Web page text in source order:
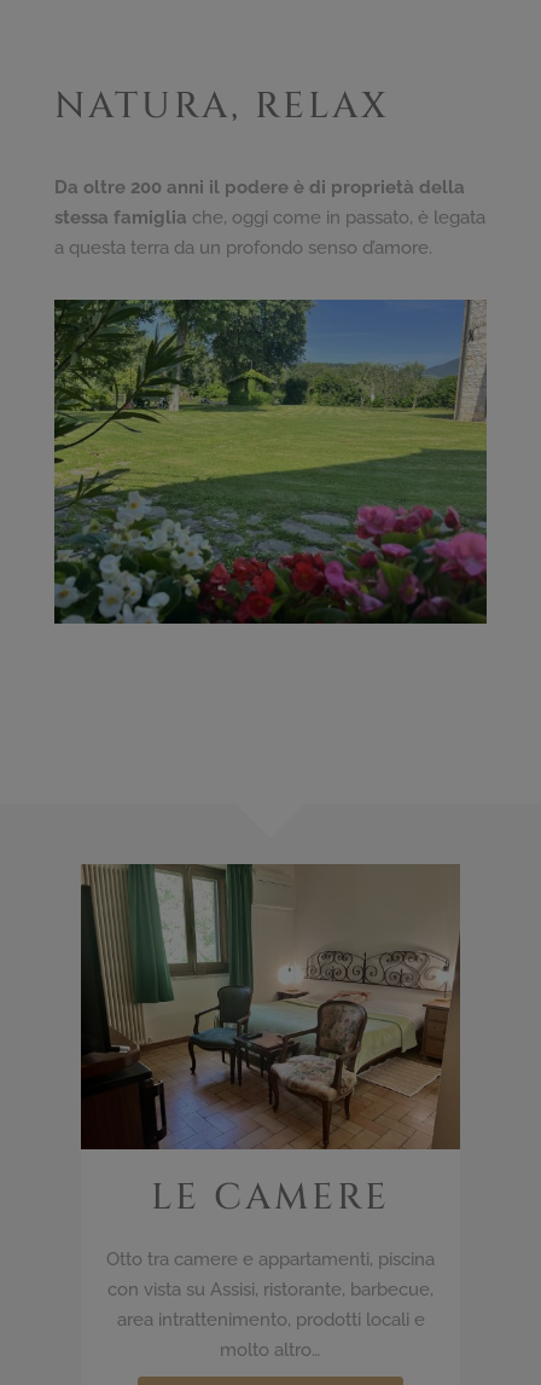
NATURA, RELAX
Da oltre 200 anni il podere è di proprietà della
stessa famiglia che, oggi come in passato, è legata
a questa terra da un profondo senso d’amore.
LE CAMERE
Otto tra camere e appartamenti, piscina
con vista su Assisi, ristorante, barbecue,
area intrattenimento, prodotti locali e
molto altro…